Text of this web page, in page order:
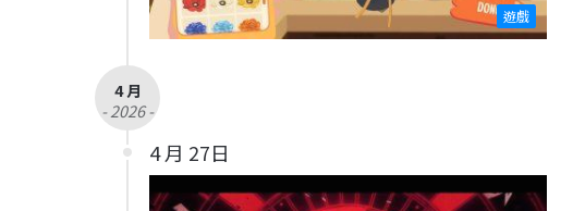
遊戲
4 月
- 2026 -
4 月 27日